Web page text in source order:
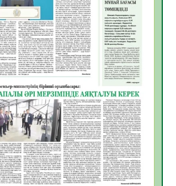
34
Азиядағы көшуге ең
35
талаптарын сақтау – әр
35
облыс әкімінің
тағайындалды
33